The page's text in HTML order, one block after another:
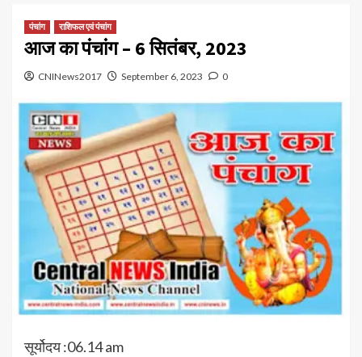
पंचांग राशिफल एवं पंचांग
आज का पंचांग – 6 सितंबर, 2023
CNINews2017 September 6, 2023 0
सूर्योदय :06.14 am